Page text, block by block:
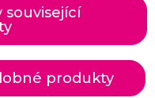
související
produkty